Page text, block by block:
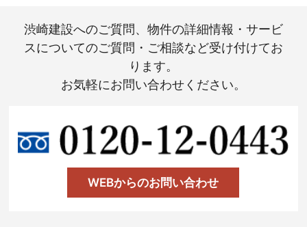
渋崎建設へのご質問、物件の詳細情報・サービ
スについてのご質問・ご相談など受け付けてお
ります。
お気軽にお問い合わせください。
WEBからのお問い合わせ